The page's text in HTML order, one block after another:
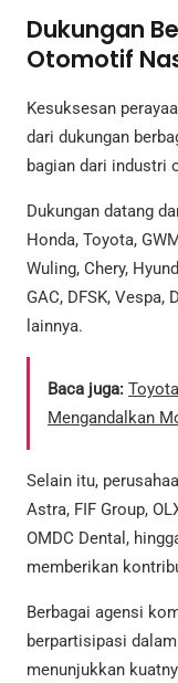
Dukungan
Otomotif
Kesuksesan
dari dukungan
bagian dari industri
Dukungan datang
Honda, Toyota,
Wuling, Chery,
GAC, DFSK,
lainnya.
Baca juga:
Mengandalkan
Selain itu,
Astra, FIF Group,
OMDC Dental,
memberikan
Berbagai agensi
berpartisipasi
menunjukkan